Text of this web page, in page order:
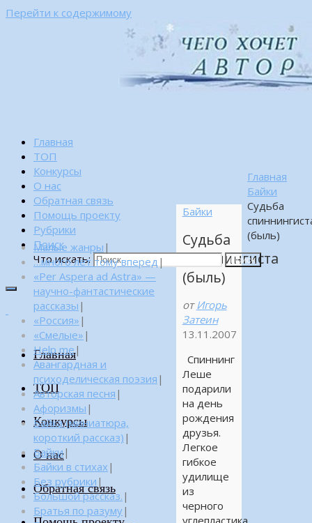
Перейти к содержимому
Главная
ТОП
Конкурсы
О нас
Обратная связь
Помощь проекту
Рубрики
Поиск
Что искать:
Поиск
Главная
ТОП
Конкурсы
О нас
Обратная связь
Главная
Байки
Судьба
(быль)
Байки
Судьба
спиннингиста
(быль)
от Игорь
Затеин
13.11.2007
Спиннинг
Леше
подарили
на день
рождения
друзья.
Легкое
гибкое
удилище
из
черного
Малые жанры |
…много лет тому вперед |
«Per Aspera ad Astra» —
научно-фантастические
рассказы |
«Россия» |
«Смелые» |
Help me|
Авангардная и
психоделическая поэзия |
Авторская песня |
Афоризмы |
Байка (миниатюра,
короткий рассказ) |
Байки|
Байки в стихах |
Без рубрики |
Большой рассказ. |
Братья по разуму|